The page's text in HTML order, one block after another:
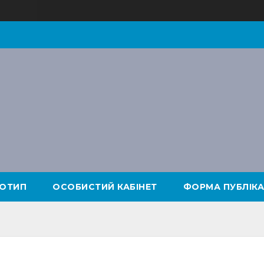
ОСОБИСТИЙ КАБІНЕТ ФОРМА